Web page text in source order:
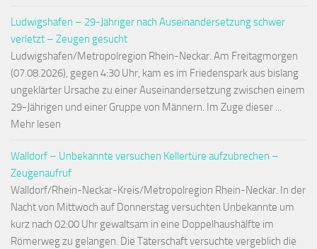
Ludwigshafen – 29-Jähriger nach Auseinandersetzung schwer
verletzt – Zeugen gesucht
Ludwigshafen/Metropolregion Rhein-Neckar. Am Freitagmorgen
(07.08.2026), gegen 4:30 Uhr, kam es im Friedenspark aus bislang
ungeklärter Ursache zu einer Auseinandersetzung zwischen einem
29-Jährigen und einer Gruppe von Männern. Im Zuge dieser ...
Mehr lesen
Walldorf – Unbekannte versuchen Kellertüre aufzubrechen –
Zeugenaufruf
Walldorf/Rhein-Neckar-Kreis/Metropolregion Rhein-Neckar. In der
Nacht von Mittwoch auf Donnerstag versuchten Unbekannte um
kurz nach 02:00 Uhr gewaltsam in eine Doppelhaushälfte im
Römerweg zu gelangen. Die Täterschaft versuchte vergeblich die